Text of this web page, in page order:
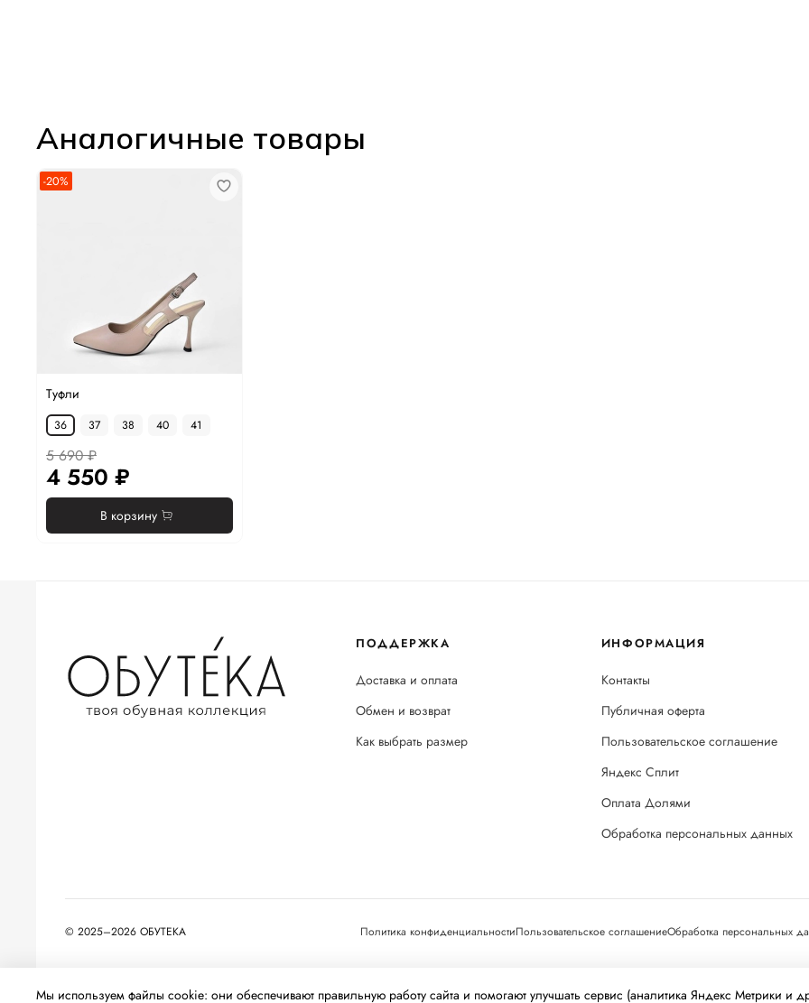
Аналогичные товары
-20%
Туфли
36 37 38 40 41
5 690 ₽
4 550 ₽
В корзину
ПОДДЕРЖКА
Доставка и оплата
Обмен и возврат
Как выбрать размер
ИНФОРМАЦИЯ
Контакты
Публичная оферта
Пользовательское соглашение
Яндекс Сплит
Оплата Долями
Обработка персональных данных
© 2025–2026 ОБУТЕКА Политика конфиденциальностиПользовательское соглашениеОбработка персональных
Мы используем файлы cookie: они обеспечивают правильную работу сайта и помогают улучшать сервис (аналитика Яндекс Метрики и